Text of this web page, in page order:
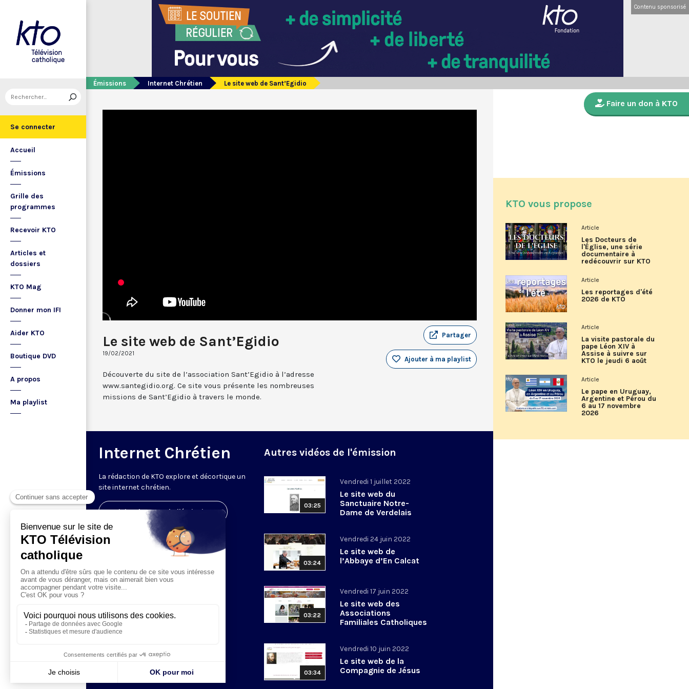
Se connecter
Accueil
Émissions
Grille des
programmes
Recevoir KTO
Articles et
dossiers
KTO Mag
Donner mon IFI
Aider KTO
Boutique DVD
A propos
Ma playlist
Contenu sponsorisé
Émissions Internet Chrétien Le site web de Sant’Egidio
Le site web de Sant’Egidio
19/02/2021
Partager
Ajouter à ma playlist
Découverte du site de l’association Sant’Egidio à l’adresse
www.santegidio.org. Ce site vous présente les nombreuses
missions de Sant’Egidio à travers le monde.
Internet Chrétien
La rédaction de KTO explore et décortique un
site internet chrétien.
Visiter la page de l'émission
Autres vidéos de l'émission
03:25
Vendredi 1 juillet 2022
Le site web du
Sanctuaire Notre-
Dame de Verdelais
03:24
Vendredi 24 juin 2022
Le site web de
l’Abbaye d’En Calcat
03:22
Vendredi 17 juin 2022
Le site web des
Associations
Familiales Catholiques
03:34
Vendredi 10 juin 2022
Le site web de la
Compagnie de Jésus
Faire un don à KTO
KTO vous propose
Article
Les Docteurs de
l'Église, une série
documentaire à
redécouvrir sur KTO
Article
Les reportages d'été
2026 de KTO
Article
La visite pastorale du
pape Léon XIV à
Assise à suivre sur
KTO le jeudi 6 août
Article
Le pape en Uruguay,
Argentine et Pérou du
6 au 17 novembre
2026